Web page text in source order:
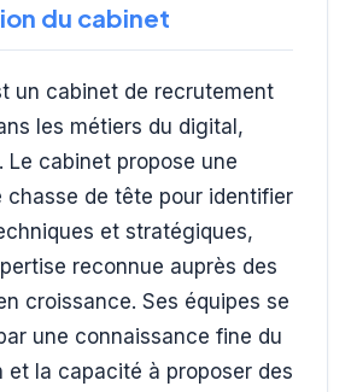
du cabinet
un cabinet de recrutement
les métiers du digital,
Le cabinet propose une
chasse de tête pour identifier
et stratégiques,
reconnue auprès des
croissance. Ses équipes se
une connaissance fine du
et la capacité à proposer des